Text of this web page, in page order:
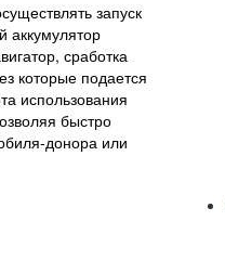
запуск
аккумулятор
сработка
которые подается
использования
быстро
донора или